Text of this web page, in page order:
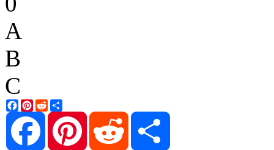
A
B
C
Facebook
Pinterest
Reddit
Facebook
Pinterest Reddit